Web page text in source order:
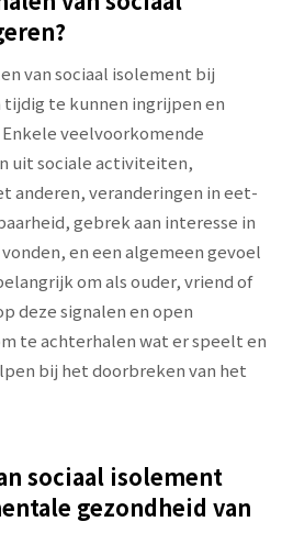
van sociaal isolement bij
te kunnen ingrijpen en
veelvoorkomende
uit sociale activiteiten,
anderen, veranderingen in eet-
gebrek aan interesse in
en een algemeen gevoel
om als ouder, vriend of
deze signalen en open
te achterhalen wat er speelt en
bij het doorbreken van het
sociaal isolement
gezondheid van